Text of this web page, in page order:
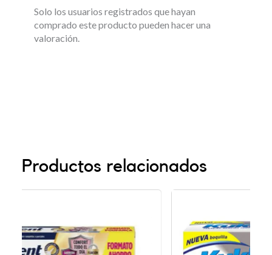
Solo los usuarios registrados que hayan
comprado este producto pueden hacer una
valoración.
Productos relacionados